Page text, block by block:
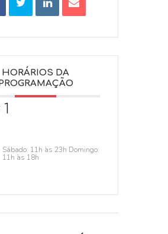
HORÁRIOS DA
Sábado: 11h às 23h Domingo:
11h às 18h